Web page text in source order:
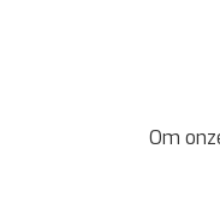
Om